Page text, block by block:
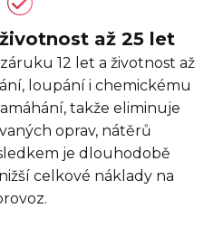
až 25 let
12 let a životnost až
loupání i chemickému
takže eliminuje
oprav, nátěrů
je dlouhodobě
celkové náklady na